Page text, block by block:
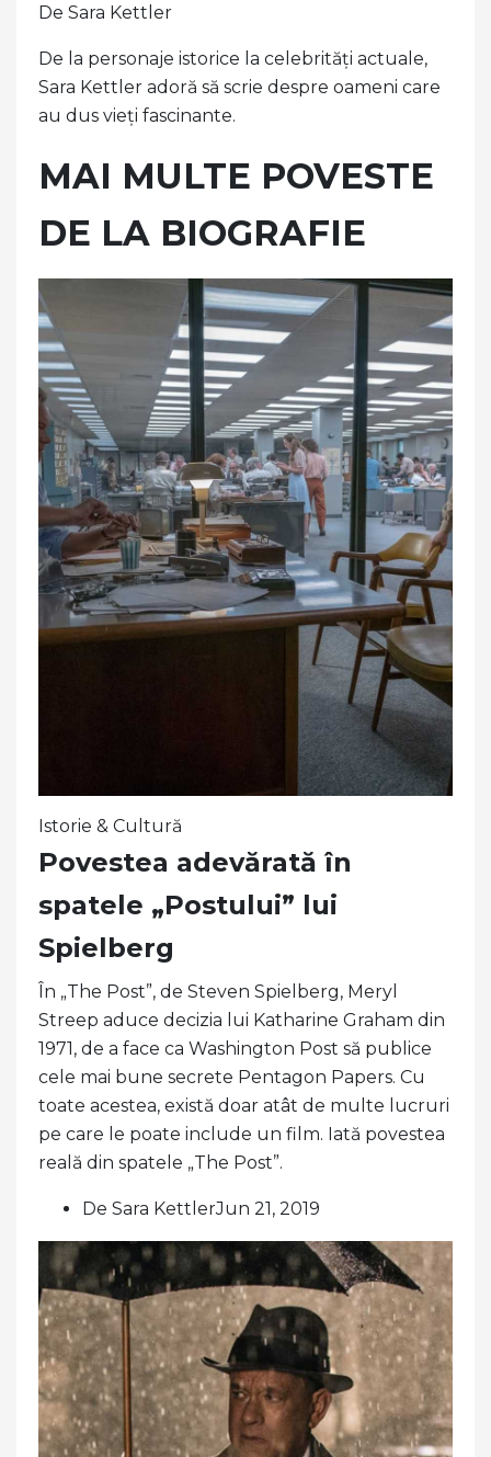
De Sara Kettler
De la personaje istorice la celebrități actuale,
Sara Kettler adoră să scrie despre oameni care
au dus vieți fascinante.
MAI MULTE POVESTE
DE LA BIOGRAFIE
Istorie & Cultură
Povestea adevărată în
spatele „Postului” lui
Spielberg
În „The Post”, de Steven Spielberg, Meryl
Streep aduce decizia lui Katharine Graham din
1971, de a face ca Washington Post să publice
cele mai bune secrete Pentagon Papers. Cu
toate acestea, există doar atât de multe lucruri
pe care le poate include un film. Iată povestea
reală din spatele „The Post”.
De Sara KettlerJun 21, 2019